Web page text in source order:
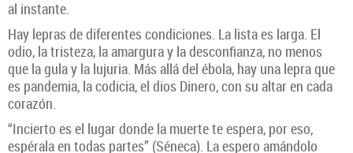
al instante.
Hay lepras de diferentes condiciones. La lista es larga. El
odio, la tristeza, la amargura y la desconfianza, no menos
que la gula y la lujuria. Más allá del ébola, hay una lepra que
es pandemia, la codicia, el dios Dinero, con su altar en cada
corazón.
“Incierto es el lugar donde la muerte te espera, por eso,
espérala en todas partes” (Séneca). La espero amándolo